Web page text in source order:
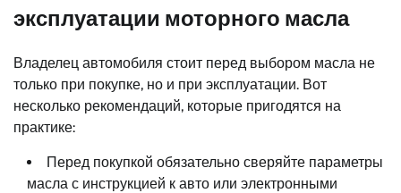
эксплуатации моторного масла
Владелец автомобиля стоит перед выбором масла не
только при покупке, но и при эксплуатации. Вот
несколько рекомендаций, которые пригодятся на
практике:
Перед покупкой обязательно сверяйте параметры
масла с инструкцией к авто или электронными